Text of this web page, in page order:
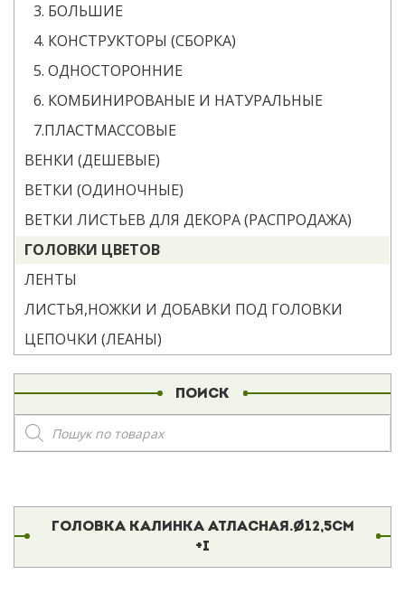
3. БОЛЬШИЕ
4. КОНСТРУКТОРЫ (СБОРКА)
5. ОДНОСТОРОННИЕ
6. КОМБИНИРОВАНЫЕ И НАТУРАЛЬНЫЕ
7.ПЛАСТМАССОВЫЕ
ВЕНКИ (ДЕШЕВЫЕ)
ВЕТКИ (ОДИНОЧНЫЕ)
ВЕТКИ ЛИСТЬЕВ ДЛЯ ДЕКОРА (РАСПРОДАЖА)
ГОЛОВКИ ЦВЕТОВ
ЛЕНТЫ
ЛИСТЬЯ,НОЖКИ И ДОБАВКИ ПОД ГОЛОВКИ
ЦЕПОЧКИ (ЛЕАНЫ)
ПОИСК
Поиск
товаров
ГОЛОВКА КАЛИНКА АТЛАСНАЯ.Ø12,5СМ
+І